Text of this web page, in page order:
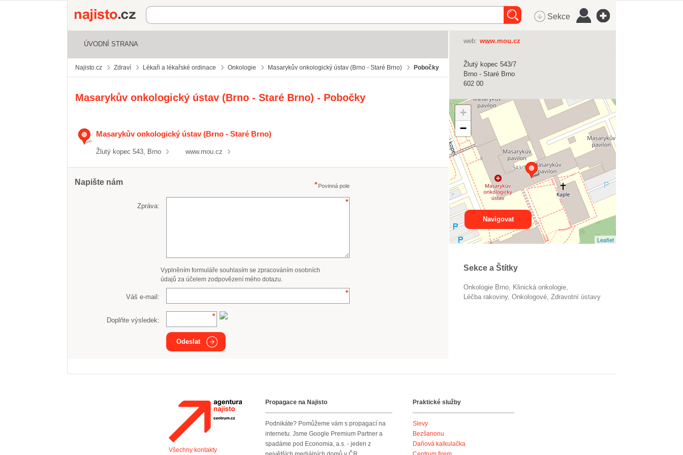
Najisto.cz Sekce
ÚVODNÍ STRANA
Najisto.cz Zdraví Lékaři a lékařské ordinace Onkologie Masarykův onkologický ústav (Brno - Staré Brno) Pobočky
Masarykův onkologický ústav (Brno - Staré Brno) - Pobočky
Masarykův onkologický ústav (Brno - Staré Brno)
Žlutý kopec 543, Brno www.mou.cz
Napište nám Povinná pole
Zpráva:
Vyplněním formuláře souhlasím se zpracováním osobních
údajů za účelem zodpovězení mého dotazu.
Váš e-mail:
Doplňte výsledek:
Odeslat
web: www.mou.cz
Žlutý kopec 543/7
Brno - Staré Brno
602 00
+
−
Leaflet
Navigovat
Sekce a Štítky
Onkologie Brno
klinická onkologie
léčba rakoviny
onkologové Zdravotní ústavy
Agentura Najisto
Všechny kontakty
Propagace na Najisto
Podnikáte? Pomůžeme vám s propagací na
internetu. Jsme Google Premium Partner a
spadáme pod Economia, a.s. - jeden z
Praktické služby
Slevy
Bezšanonu
Daňová kalkulačka